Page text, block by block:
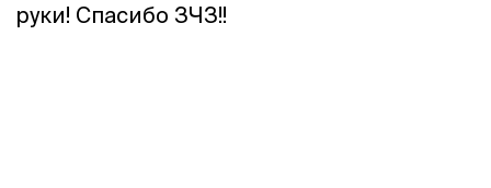
руки! Спасибо ЗЧЗ!!